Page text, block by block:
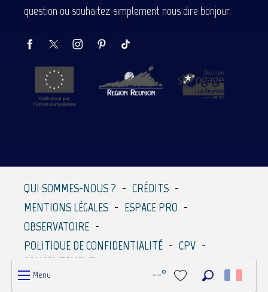
Menu --°
question ou souhaitez simplement nous dire bonjour.
QUI SOMMES-NOUS ?
CRÉDITS
MENTIONS LÉGALES
ESPACE PRO
OBSERVATOIRE
POLITIQUE DE CONFIDENTIALITÉ
CPV
CONSENTEMENT